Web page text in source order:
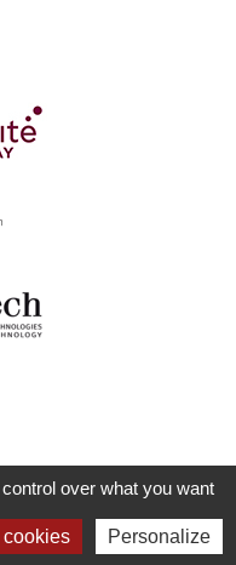
over what you want
Personalize